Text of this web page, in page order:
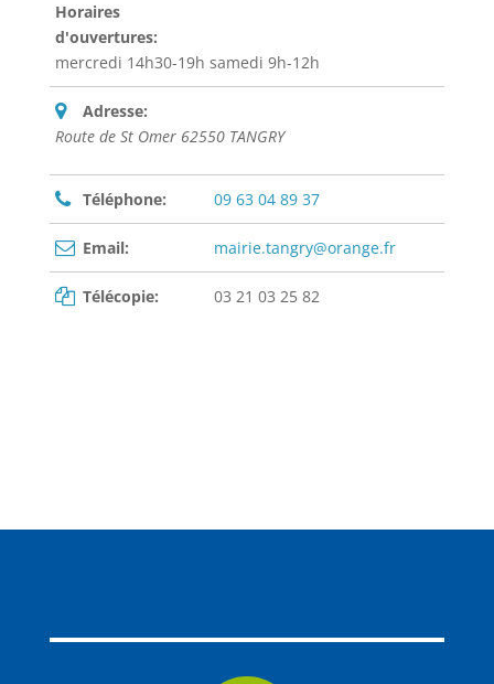
Horaires
d'ouvertures:
mercredi 14h30-19h samedi 9h-12h
Adresse:
Route de St Omer 62550 TANGRY
Téléphone: 09 63 04 89 37
Email: mairie.tangry@orange.fr
Télécopie: 03 21 03 25 82